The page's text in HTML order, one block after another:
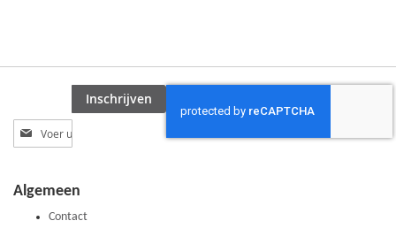
Abonneer
u
nieuwsbrief
Inschrijven
Algemeen
Contact